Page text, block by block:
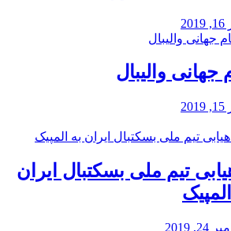
جهانی والیبال
تیم ملی بسکتبال ایران
2019